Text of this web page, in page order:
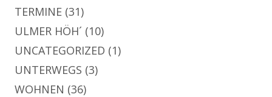
TERMINE (31)
ULMER HÖH´ (10)
UNCATEGORIZED (1)
UNTERWEGS (3)
WOHNEN (36)